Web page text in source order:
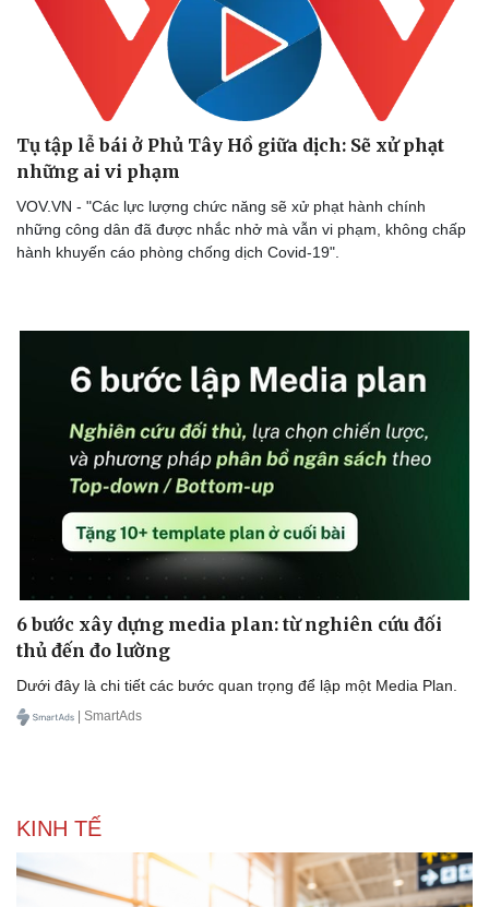
Văn hóa
Giải trí
Tụ tập lễ bái ở Phủ Tây Hồ giữa dịch: Sẽ xử phạt
những ai vi phạm
VOV.VN - "Các lực lượng chức năng sẽ xử phạt hành chính
những công dân đã được nhắc nhở mà vẫn vi phạm, không chấp
hành khuyến cáo phòng chống dịch Covid-19".
6 bước xây dựng media plan: từ nghiên cứu đối
thủ đến đo lường
Dưới đây là chi tiết các bước quan trọng để lập một Media Plan.
| SmartAds
KINH TẾ